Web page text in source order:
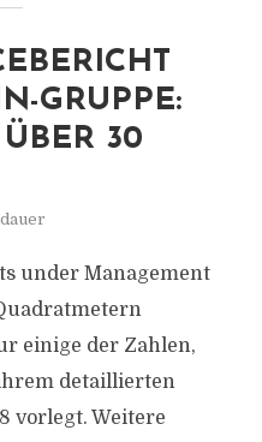
GRUPPE:
30
under Management
einige der Zahlen,
detaillierten
vorlegt. Weitere